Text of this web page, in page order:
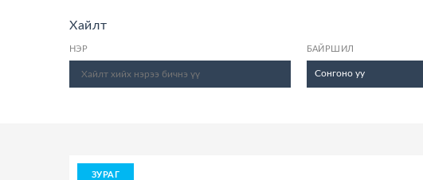
Хайлт
НЭР БАЙРШИЛ
Сонгоно уу
ЗУРАГ